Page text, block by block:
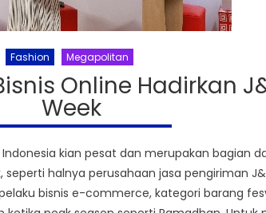
Fashion Megapolitan
Online Hadirkan
Week
Indonesia kian pesat dan merupakan bagian
halnya perusahaan jasa pengiriman
bisnis e-commerce, kategori barang